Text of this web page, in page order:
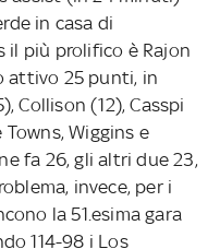
in casa di
il più prolifico è Rajon
attivo 25 punti, in
Collison (12), Casspi
Towns, Wiggins e
fa 26, gli altri due 23,
invece, per i
la 51.esima gara
114-98 i Los